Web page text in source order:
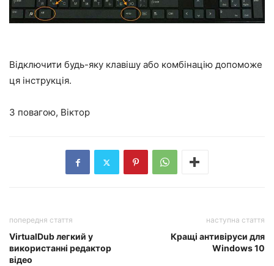
Відключити будь-яку клавішу або комбінацію допоможе
ця інструкція.
З повагою, Віктор
попередня стаття
VirtualDub легкий у
використанні редактор
відео
наступна стаття
Кращі антивіруси для
Windows 10